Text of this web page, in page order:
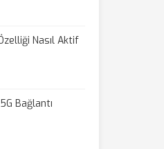
Nasıl Aktif
Bağlantı